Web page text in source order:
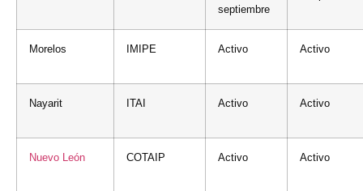
septiembre
Morelos IMIPE Activo Activo
Nayarit ITAI Activo Activo
Nuevo León COTAIP Activo Activo